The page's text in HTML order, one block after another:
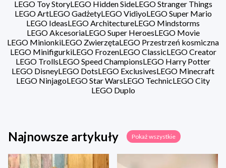
LEGO Toy StoryLEGO Hidden SideLEGO Stranger Things
LEGO ArtLEGO GadżetyLEGO VidiyoLEGO Super Mario
LEGO IdeasLEGO ArchitectureLEGO Mindstorms
LEGO AkcesoriaLEGO Super HeroesLEGO Movie
LEGO MinionkiLEGO ZwierzętaLEGO Przestrzeń kosmiczna
LEGO MinifigurkiLEGO FrozenLEGO ClassicLEGO Creator
LEGO TrollsLEGO Speed ChampionsLEGO Harry Potter
LEGO DisneyLEGO DotsLEGO ExclusivesLEGO Minecraft
LEGO NinjagoLEGO Star WarsLEGO TechnicLEGO City
LEGO Duplo
Najnowsze artykuły Pokaż wszystkie